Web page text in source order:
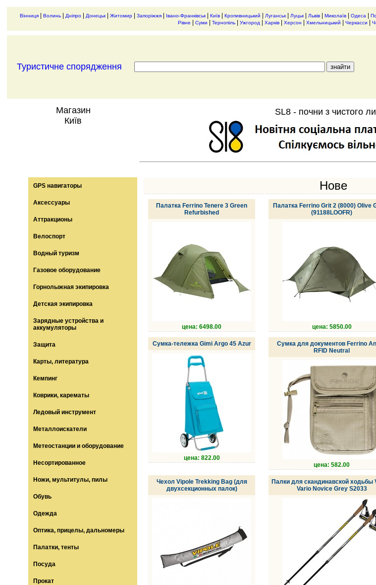
Вінниця Волинь Дніпро Донецьк| Житомир Запоріжжя Івано-Франківськ| Київ Кропивницький Луганськ| Луцьк| Львів Миколаїв Одеса
Рівне Суми Тернопіль Ужгород Харків Херсон Хмельницький Черкасси
Туристичне спорядження
Магазин
Київ
SL8 - почни з чистого
GPS навигаторы
Аксессуары
Аттракционы
Велоспорт
Водный туризм
Газовое оборудование
Горнолыжная экипировка
Детская экипировка
Зарядные устройства и
аккумуляторы
Защита
Карты, литература
Кемпинг
Коврики, карематы
Ледовый инструмент
Металлоискатели
Метеостанции и оборудование
Несортированное
Ножи, мультитулы, пилы
Обувь
Одежда
Оптика, прицелы, дальномеры
Палатки, тенты
Посуда
Прокат
Нове
Палатка Ferrino Tenere 3 Green
Refurbished
цена: 6498.00
Палатка Ferrino Grit 2 (8000) Olive
(91188LOOFR)
цена: 5850.00
Сумка-тележка Gimi Argo 45 Azur
цена: 822.00
Сумка для документов Ferrino
RFID Neutral
цена: 582.00
Чехол Vipole Trekking Bag (для
двухсекционных палок)
Палки для скандинавской ходьбы
Vario Novice Grey S2033